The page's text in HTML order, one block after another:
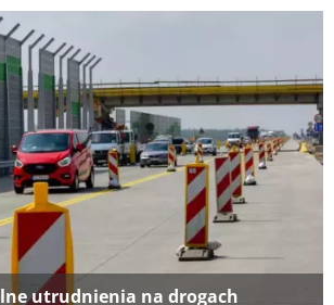
utrudnienia na drogach